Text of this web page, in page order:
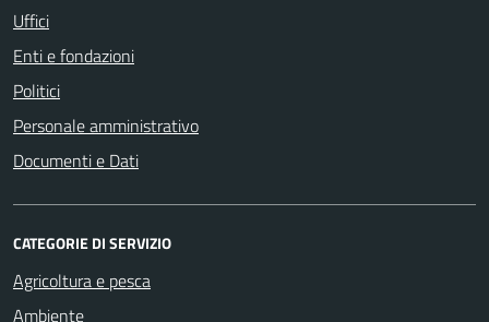
Uffici
Enti e fondazioni
Politici
Personale amministrativo
Documenti e Dati
CATEGORIE DI SERVIZIO
Agricoltura e pesca
Ambiente